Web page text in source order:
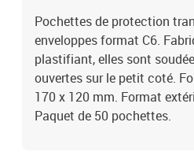
Pochettes de protection
enveloppes format C6.
plastifiant, elles sont
ouvertes sur le petit coté.
170 x 120 mm. Format
Paquet de 50 pochettes.